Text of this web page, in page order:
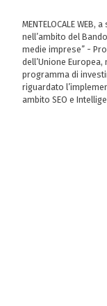
MENTELOCALE
nell’ambito del
medie imprese” -
dell’Unione Europea,
programma di
riguardato
ambito SEO e